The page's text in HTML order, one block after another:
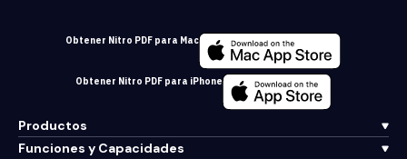
Obtener Nitro PDF para Mac
Obtener Nitro PDF para iPhone
Productos
Funciones y Capacidades